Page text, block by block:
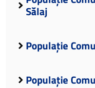
Sălaj
Populație
Populație